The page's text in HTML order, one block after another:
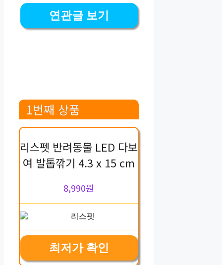
연관글 보기
1번째 상품
리스펫 반려동물 LED 다보
여 발톱깎기 4.3 x 15 cm
8,990원
최저가 확인